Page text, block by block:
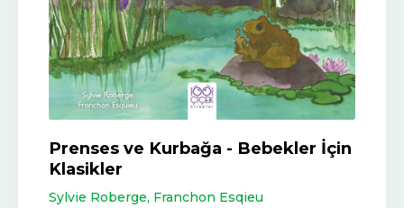
Prenses ve Kurbağa - Bebekler İçin
Klasikler
Sylvie Roberge, Franchon Esqieu